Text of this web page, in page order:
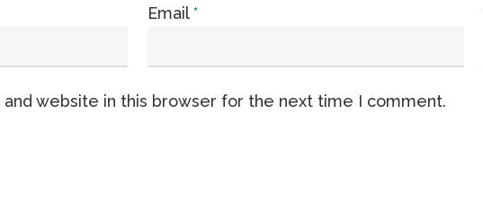
Email*
and website in this browser for the next time I comment.